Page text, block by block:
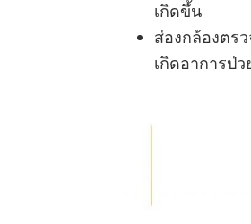
เกิดขึ้น
ส่องกล้องตร
เกิดอาการป่